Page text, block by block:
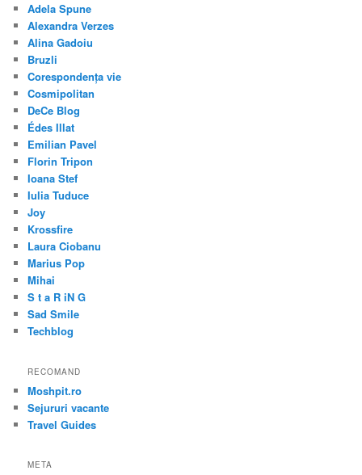
Adela Spune
Alexandra Verzes
Alina Gadoiu
Bruzli
Corespondența vie
Cosmipolitan
DeCe Blog
Édes Illat
Emilian Pavel
Florin Tripon
Ioana Stef
Iulia Tuduce
Joy
Krossfire
Laura Ciobanu
Marius Pop
Mihai
S t a R iN G
Sad Smile
Techblog
RECOMAND
Moshpit.ro
Sejururi vacante
Travel Guides
META